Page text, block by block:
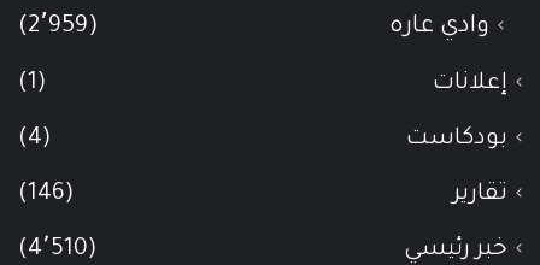
وادي عاره (2٬959)
إعلانات (1)
بودكاست (4)
تقارير (146)
خبر رئيسي (4٬510)